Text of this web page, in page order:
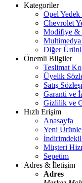
Kategoriler
Opel Yedek
Chevrolet
Modifiye &
Multimedya
Diğer
Önemli Bilgiler
Teslimat
Üyelik
Satış
Garanti ve
Gizlilik ve
Hızlı Erişim
Anasayfa
Yeni
Müşteri
Sepetim
Adres & İletişim
Adres